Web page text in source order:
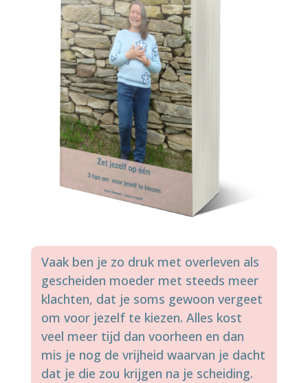
Vaak ben je zo druk met overleven als
gescheiden moeder met steeds meer
klachten, dat je soms gewoon vergeet
om voor jezelf te kiezen. Alles kost
veel meer tijd dan voorheen en dan
mis je nog de vrijheid waarvan je dacht
dat je die zou krijgen na je scheiding.